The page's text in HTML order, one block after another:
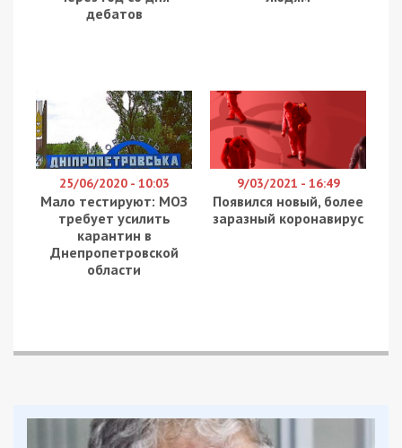
дебатов
25/06/2020 - 10:03
Мало тестируют: МОЗ
требует усилить
карантин в
Днепропетровской
области
9/03/2021 - 16:49
Появился новый, более
заразный коронавирус